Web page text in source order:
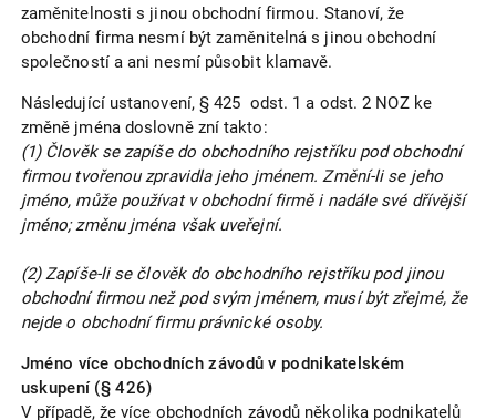
zaměnitelnosti s jinou obchodní firmou. Stanoví, že
obchodní firma nesmí být zaměnitelná s jinou obchodní
společností a ani nesmí působit klamavě.
Následující ustanovení, § 425 odst. 1 a odst. 2 NOZ ke
změně jména doslovně zní takto:
(1) Člověk se zapíše do obchodního rejstříku pod obchodní
firmou tvořenou zpravidla jeho jménem. Změní-li se jeho
jméno, může používat v obchodní firmě i nadále své dřívější
jméno; změnu jména však uveřejní.
(2) Zapíše-li se člověk do obchodního rejstříku pod jinou
obchodní firmou než pod svým jménem, musí být zřejmé, že
nejde o obchodní firmu právnické osoby.
Jméno více obchodních závodů v podnikatelském
uskupení (§ 426)
V případě, že více obchodních závodů několika podnikatelů